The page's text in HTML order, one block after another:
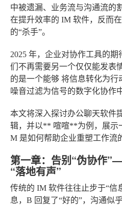
中被遗漏、业务流与沟通流
在提升效率的 IM 软件，反而
的“杀手”。
2025 年，企业对协作工具的
们不再需要另一个仅仅能发表
的是一个能够 将信息转化为行
噪音过滤为信号的数字化协作
本文将深入探讨办公聊天软件
辑，并以** 喧喧**为例，展示
M 是如何帮助企业重塑工作流
第一章：告别“伪协作
“落地有声”
传统的 IM 软件往往止步于“信
息，B 回复了“好的”，沟通似